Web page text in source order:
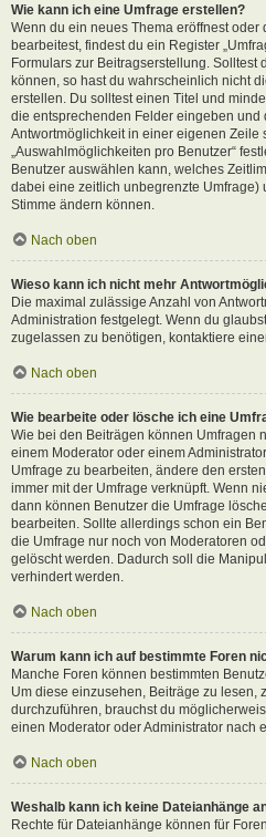
Wie kann ich eine Umfrage erstellen?
Wenn du ein neues Thema eröffnest
bearbeitest, findest du ein Register
Formulars zur Beitragserstellung. Solltest
können, so hast du wahrscheinlich nicht
erstellen. Du solltest einen Titel und
die entsprechenden Felder eingeben und
Antwortmöglichkeit in einer eigenen Zeile
„Auswahlmöglichkeiten pro Benutzer“
Benutzer auswählen kann, welches
dabei eine zeitlich unbegrenzte Umfrage)
Stimme ändern können.
Nach oben
Wieso kann ich nicht mehr
Die maximal zulässige Anzahl von
Administration festgelegt. Wenn du
zugelassen zu benötigen, kontaktiere
Nach oben
Wie bearbeite oder lösche ich eine
Wie bei den Beiträgen können Umfragen
einem Moderator oder einem
Umfrage zu bearbeiten, ändere den
immer mit der Umfrage verknüpft. Wenn
dann können Benutzer die Umfrage
bearbeiten. Sollte allerdings schon ein
die Umfrage nur noch von Moderatoren
gelöscht werden. Dadurch soll die
verhindert werden.
Nach oben
Warum kann ich auf bestimmte Foren
Manche Foren können bestimmten
Um diese einzusehen, Beiträge zu lesen,
durchzuführen, brauchst du
einen Moderator oder Administrator nach
Nach oben
Weshalb kann ich keine Dateianhänge
Rechte für Dateianhänge können für